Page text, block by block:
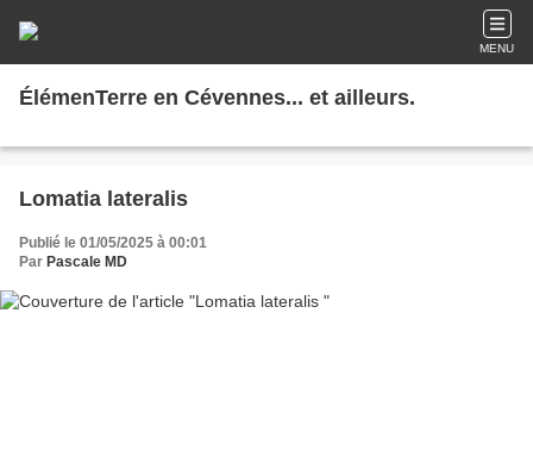
MENU
ÉlémenTerre en Cévennes... et ailleurs.
Lomatia lateralis
Publié le 01/05/2025 à 00:01
Par Pascale MD